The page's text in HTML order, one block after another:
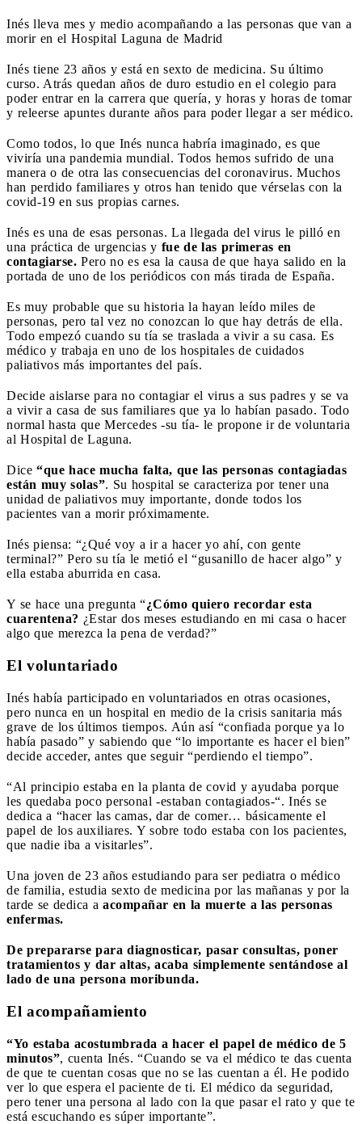
Inés lleva mes y medio acompañando a las personas que van a
morir en el Hospital Laguna de Madrid
Inés tiene 23 años y está en sexto de medicina. Su último
curso. Atrás quedan años de duro estudio en el colegio para
poder entrar en la carrera que quería, y horas y horas de tomar
y releerse apuntes durante años para poder llegar a ser médico.
Como todos, lo que Inés nunca habría imaginado, es que
viviría una pandemia mundial. Todos hemos sufrido de una
manera o de otra las consecuencias del coronavirus. Muchos
han perdido familiares y otros han tenido que vérselas con la
covid-19 en sus propias carnes.
Inés es una de esas personas. La llegada del virus le pilló en
una práctica de urgencias y fue de las primeras en
contagiarse. Pero no es esa la causa de que haya salido en la
portada de uno de los periódicos con más tirada de España.
Es muy probable que su historia la hayan leído miles de
personas, pero tal vez no conozcan lo que hay detrás de ella.
Todo empezó cuando su tía se traslada a vivir a su casa. Es
médico y trabaja en uno de los hospitales de cuidados
paliativos más importantes del país.
Decide aislarse para no contagiar el virus a sus padres y se va
a vivir a casa de sus familiares que ya lo habían pasado. Todo
normal hasta que Mercedes -su tía- le propone ir de voluntaria
al Hospital de Laguna.
Dice “que hace mucha falta, que las personas contagiadas
están muy solas”. Su hospital se caracteriza por tener una
unidad de paliativos muy importante, donde todos los
pacientes van a morir próximamente.
Inés piensa: “¿Qué voy a ir a hacer yo ahí, con gente
terminal?” Pero su tía le metió el “gusanillo de hacer algo” y
ella estaba aburrida en casa.
Y se hace una pregunta “¿Cómo quiero recordar esta
cuarentena? ¿Estar dos meses estudiando en mi casa o hacer
algo que merezca la pena de verdad?”
El voluntariado
Inés había participado en voluntariados en otras ocasiones,
pero nunca en un hospital en medio de la crisis sanitaria más
grave de los últimos tiempos. Aún así “confiada porque ya lo
había pasado” y sabiendo que “lo importante es hacer el bien”
decide acceder, antes que seguir “perdiendo el tiempo”.
“Al principio estaba en la planta de covid y ayudaba porque
les quedaba poco personal -estaban contagiados-“. Inés se
dedica a “hacer las camas, dar de comer… básicamente el
papel de los auxiliares. Y sobre todo estaba con los pacientes,
que nadie iba a visitarles”.
Una joven de 23 años estudiando para ser pediatra o médico
de familia, estudia sexto de medicina por las mañanas y por la
tarde se dedica a acompañar en la muerte a las personas
enfermas.
De prepararse para diagnosticar, pasar consultas, poner
tratamientos y dar altas, acaba simplemente sentándose al
lado de una persona moribunda.
El acompañamiento
“Yo estaba acostumbrada a hacer el papel de médico de 5
minutos”, cuenta Inés. “Cuando se va el médico te das cuenta
de que te cuentan cosas que no se las cuentan a él. He podido
ver lo que espera el paciente de ti. El médico da seguridad,
pero tener una persona al lado con la que pasar el rato y que te
está escuchando es súper importante”.